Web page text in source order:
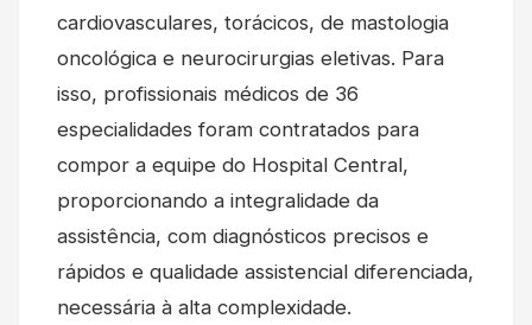
cardiovasculares, torácicos, de mastologia
oncológica e neurocirurgias eletivas. Para
isso, profissionais médicos de 36
especialidades foram contratados para
compor a equipe do Hospital Central,
proporcionando a integralidade da
assistência, com diagnósticos precisos e
rápidos e qualidade assistencial diferenciada,
necessária à alta complexidade.